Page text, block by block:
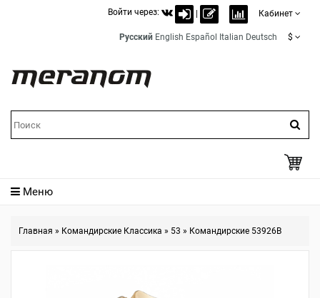
Войти через: Кабинет
Русский English Español Italian Deutsch $
Меню
Главная » Командирские Классика » 53 » Командирские 53926B